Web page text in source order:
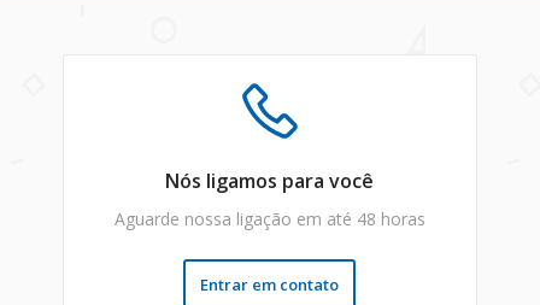
Nós ligamos para você
Aguarde nossa ligação em até 48 horas
Entrar em contato